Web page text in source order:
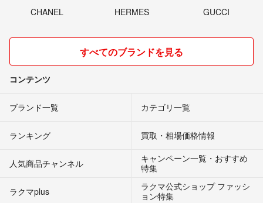
CHANEL HERMES GUCCI
すべてのブランドを見る
コンテンツ
ブランド一覧 カテゴリ一覧
ランキング 買取・相場価格情報
人気商品チャンネル
キャンペーン一覧・おすすめ
特集
ラクマplus
ラクマ公式ショップ ファッシ
ョン特集